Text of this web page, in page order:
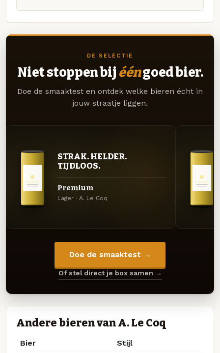
DE SELECTIE
Niet stoppen bij ééngoed bier.
Doe de smaaktest en ontdek welke bieren écht in
jouw straatje liggen.
STRAK. HELDER.
TIJDLOOS.
Premium
Lager · A. Le Coq
Doe de smaaktest →
Of stel direct je box samen →
Andere bieren van A. Le Coq
Bier Stijl